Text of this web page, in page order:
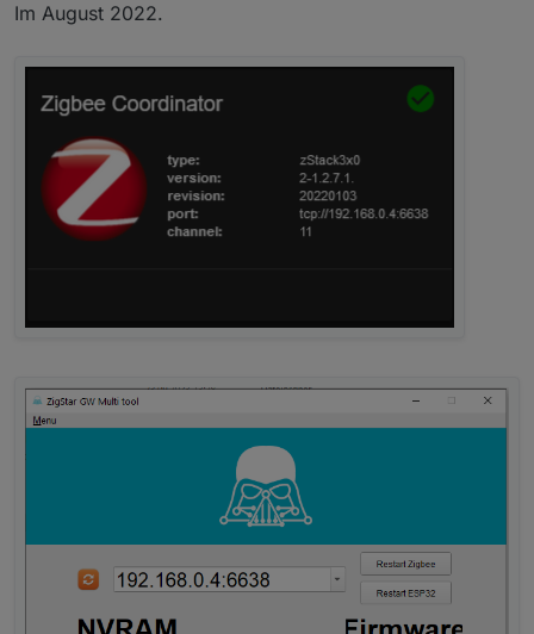
Im August 2022.